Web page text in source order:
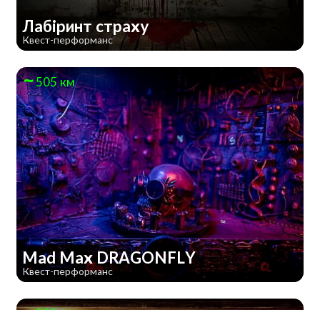
Лабіринт страху
Квест-перформанс
505 км
Mad Max DRAGONFLY
Квест-перформанс